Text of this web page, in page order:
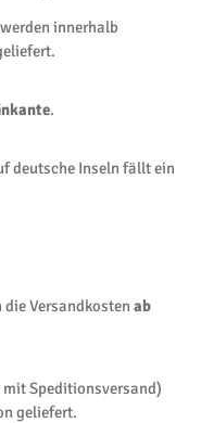
innerhalb
.
deutsche Inseln fällt ein
Versandkosten ab
mit Speditionsversand)
geliefert.